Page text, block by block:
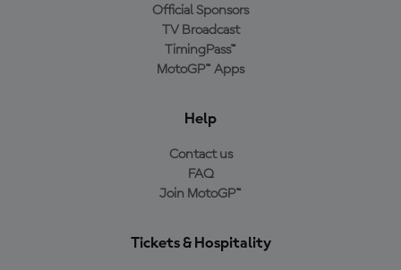
Official Sponsors
TV Broadcast
TimingPass™
MotoGP™ Apps
Help
Contact us
FAQ
Join MotoGP™
Tickets & Hospitality